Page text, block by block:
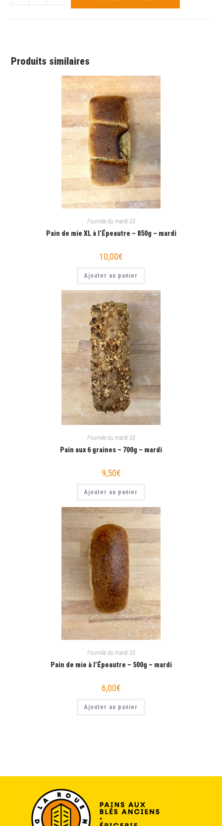
Produits similaires
Fournée du mardi S3
Pain de mie XL à l’Épeautre – 850g – mardi
10,00€
Ajouter au panier
Fournée du mardi S3
Pain aux 6 graines – 700g – mardi
9,50€
Ajouter au panier
Fournée du mardi S3
Pain de mie à l’Épeautre – 500g – mardi
6,00€
Ajouter au panier